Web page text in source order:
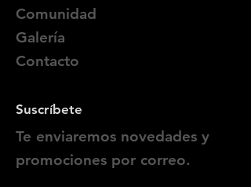
Comunidad
Galería
Contacto
Suscríbete
Te enviaremos novedades y
promociones por correo.